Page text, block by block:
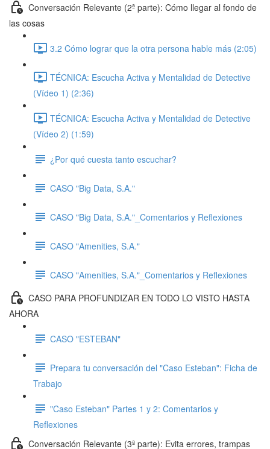
Conversación Relevante (2ª parte): Cómo llegar al fondo de
las cosas
3.2 Cómo lograr que la otra persona hable más (2:05)
TÉCNICA: Escucha Activa y Mentalidad de Detective
(Vídeo 1) (2:36)
TÉCNICA: Escucha Activa y Mentalidad de Detective
(Vídeo 2) (1:59)
¿Por qué cuesta tanto escuchar?
CASO "Big Data, S.A."
CASO "Big Data, S.A."_Comentarios y Reflexiones
CASO "Amenities, S.A."
CASO "Amenities, S.A."_Comentarios y Reflexiones
CASO PARA PROFUNDIZAR EN TODO LO VISTO HASTA
AHORA
CASO "ESTEBAN"
Prepara tu conversación del "Caso Esteban": Ficha de
Trabajo
"Caso Esteban" Partes 1 y 2: Comentarios y
Reflexiones
Conversación Relevante (3ª parte): Evita errores, trampas